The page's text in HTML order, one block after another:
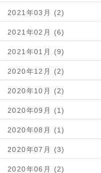
2021年03月 (2)
2021年02月 (6)
2021年01月 (9)
2020年12月 (2)
2020年10月 (2)
2020年09月 (1)
2020年08月 (1)
2020年07月 (3)
2020年06月 (2)